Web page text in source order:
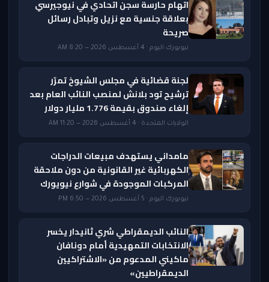
اتهام حارسة سجن اتحادي في نيوجيرسي
بعلاقة جنسية مع نزيل وتبادل رسائل
صريحة
نيويورك اليوم · 4 أغسطس 2026 — 8:20 AM
لجنة قضائية في مجلس الشيوخ تمرّر
ترشيح تود بلانش لمنصب النائب العام بعد
إلغاء صندوق بقيمة 1.776 مليار دولار
الولايات المتحدة · 4 أغسطس 2026 — 11:20 AM
مامداني يستهدف مبيعات الدراجات
الكهربائية غير القانونية من دون ملاحقة
المركبات الموجودة في شوارع نيويورك
نيويورك اليوم · 5 أغسطس 2026 — 6:50 PM
النائب الديمقراطي شري ثانيدار يخسر
الانتخابات التمهيدية أمام دونافان
ماكيني المدعوم من «الاشتراكيين
الديمقراطيين»